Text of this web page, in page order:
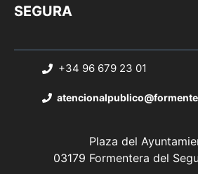
SEGURA
+34 96 679 23 01
Plaza del
03179 Formentera del